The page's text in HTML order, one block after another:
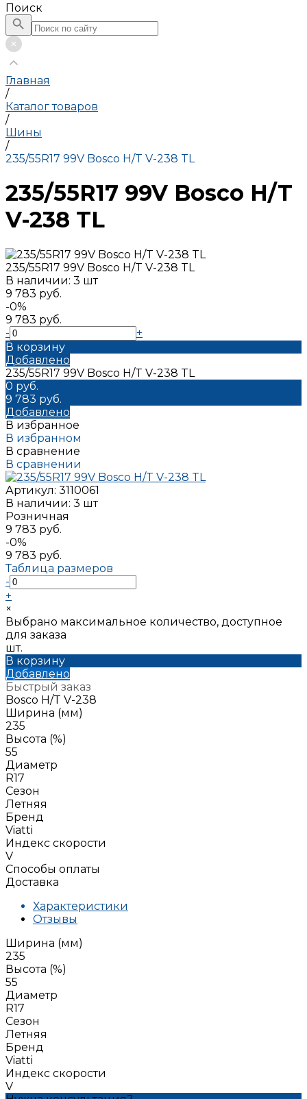
Поиск
Главная
/
Каталог товаров
/
Шины
/
235/55R17 99V Bosco H/T V-238 TL
235/55R17 99V Bosco H/T
V-238 TL
235/55R17 99V Bosco H/T V-238 TL
В наличии: 3 шт
9 783 руб.
-0%
9 783 руб.
-
+
В корзину
Добавлено
235/55R17 99V Bosco H/T V-238 TL
0 руб.
9 783 руб.
Добавлено
В избранное
В избранном
В сравнение
В сравнении
Артикул: 3110061
В наличии: 3 шт
Розничная
9 783 руб.
-0%
9 783 руб.
Таблица размеров
-
+
×
Выбрано максимальное количество, доступное
для заказа
шт.
В корзину
Добавлено
Быстрый заказ
Bosco H/T V-238
Ширина (мм)
235
Высота (%)
55
Диаметр
R17
Сезон
Летняя
Бренд
Viatti
Индекс скорости
V
Способы оплаты
Доставка
Характеристики
Отзывы
Ширина (мм)
235
Высота (%)
55
Диаметр
R17
Сезон
Летняя
Бренд
Viatti
Индекс скорости
V